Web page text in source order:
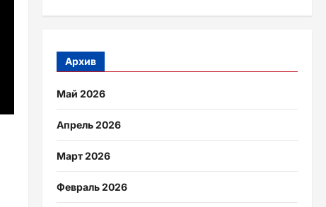
Архив
Май 2026
Апрель 2026
Март 2026
Февраль 2026